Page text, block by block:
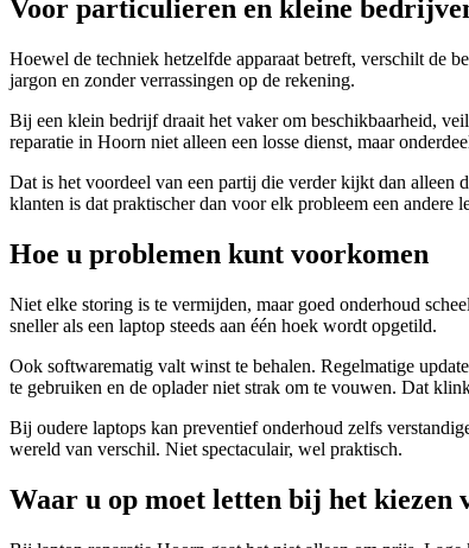
Voor particulieren en kleine
Hoewel de techniek hetzelfde apparaat betreft, verschilt de
jargon en zonder verrassingen op de rekening.
Bij een klein bedrijf draait het vaker om beschikbaarheid,
reparatie in Hoorn niet alleen een losse dienst, maar
Dat is het voordeel van een partij die verder kijkt dan
klanten is dat praktischer dan voor elk probleem een andere
Hoe u problemen kunt voorkomen
Niet elke storing is te vermijden, maar goed onderhoud
sneller als een laptop steeds aan één hoek wordt opgetild.
Ook softwarematig valt winst te behalen. Regelmatige
te gebruiken en de oplader niet strak om te vouwen. Dat
Bij oudere laptops kan preventief onderhoud zelfs
wereld van verschil. Niet spectaculair, wel praktisch.
Waar u op moet letten bij het kiezen